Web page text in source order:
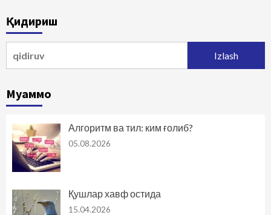
Қидириш
Муаммо
Алгоритм ва тил: ким ғолиб?
05.08.2026
Қушлар хавф остида
15.04.2026